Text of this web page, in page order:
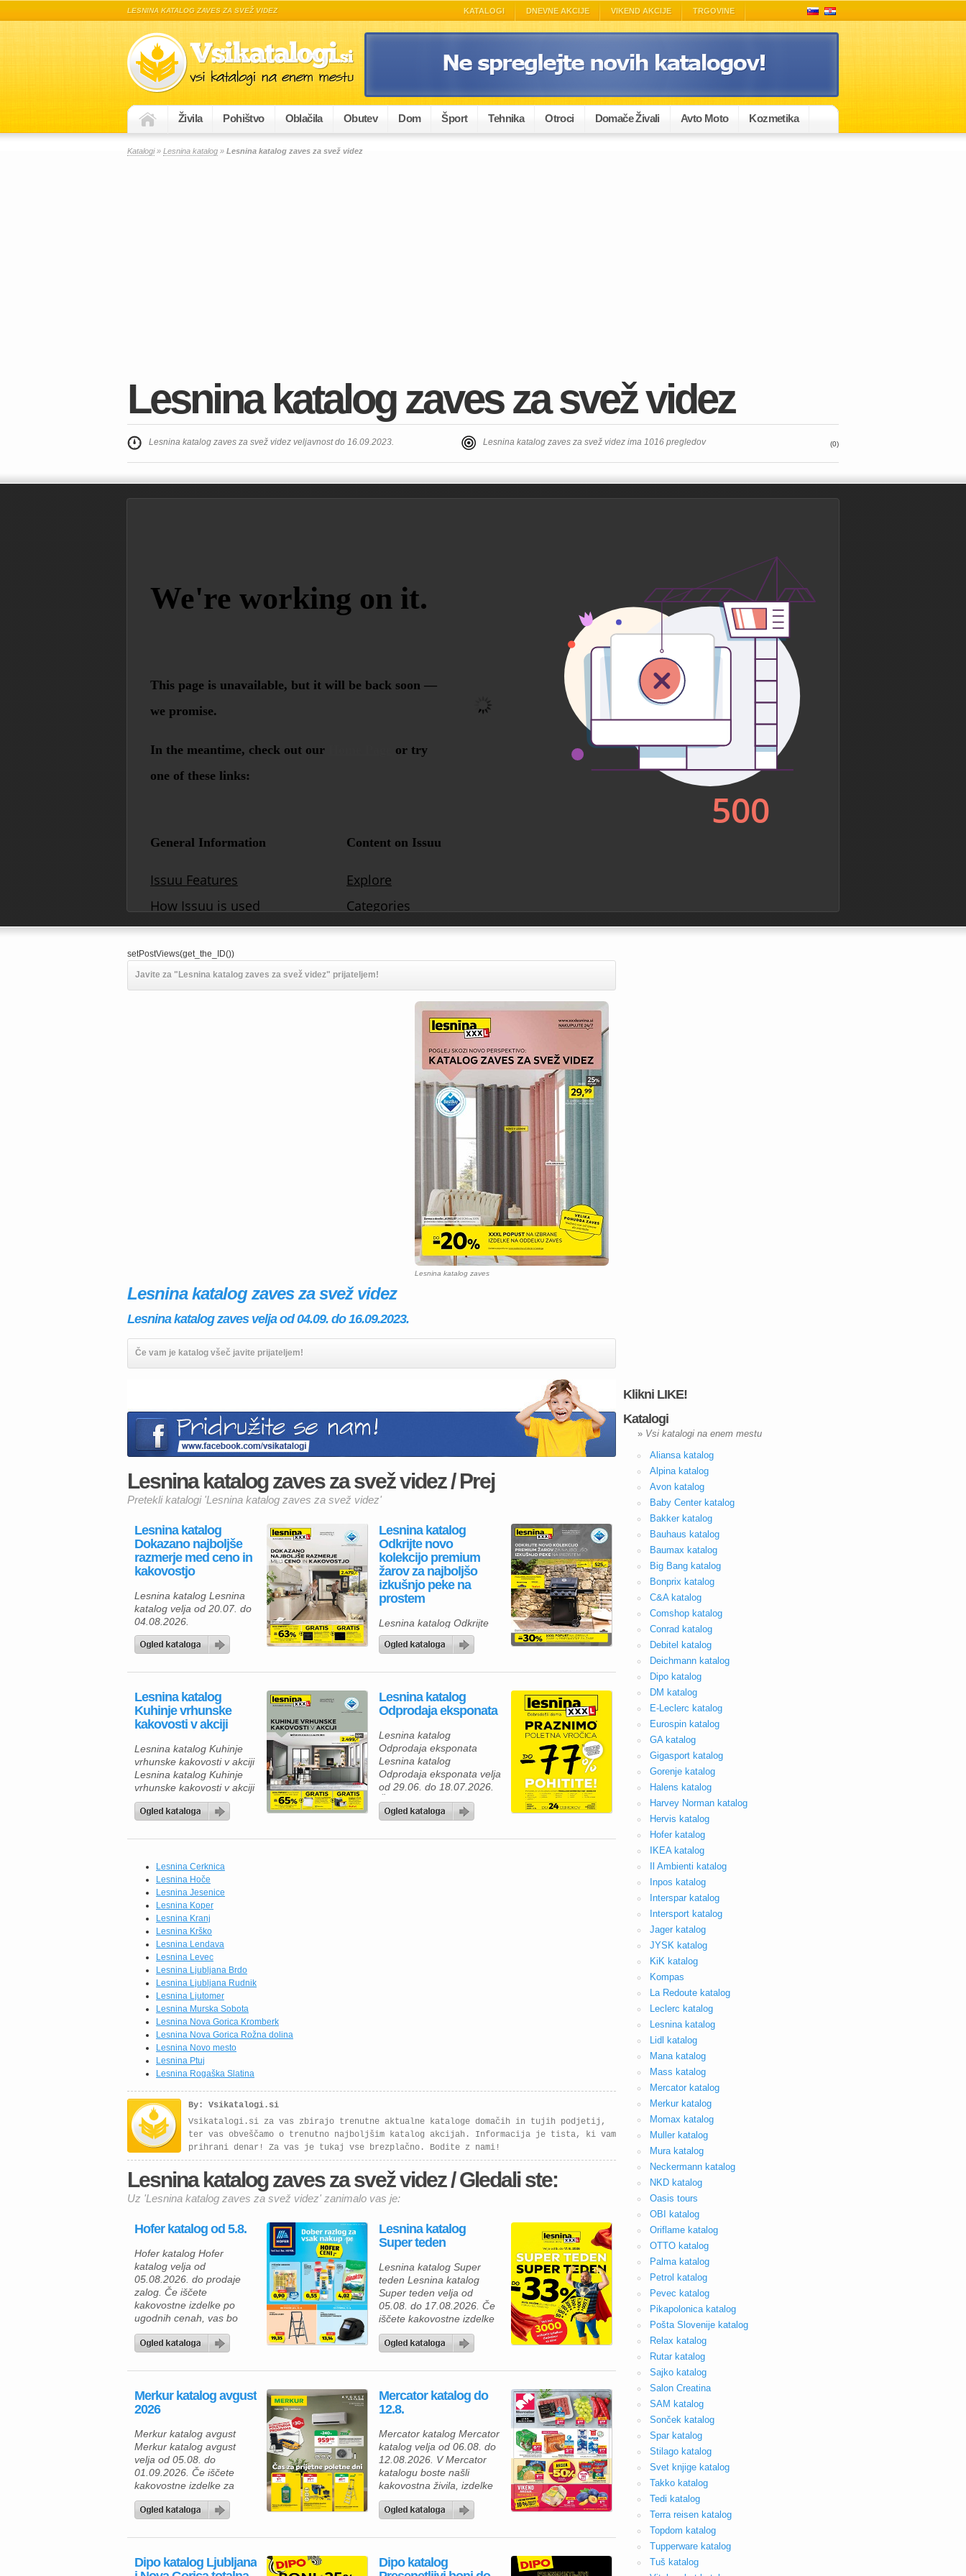
LESNINA KATALOG ZAVES ZA SVEŽ VIDEZ KATALOGI DNEVNE AKCIJE VIKEND AKCIJE TRGOVINE
Živila Pohištvo Oblačila Obutev Dom Šport Tehnika Otroci Domače Živali Avto Moto Kozmetika
Katalogi» Lesnina katalog » Lesnina katalog zaves za svež videz
Lesnina katalog zaves za svež videz
Lesnina katalog zaves za svež videz veljavnost do 16.09.2023. Lesnina katalog zaves za svež videz ima 1016 pregledov (0)
setPostViews(get_the_ID())
Javite za "Lesnina katalog zaves za svež videz" prijateljem!
Lesnina katalog zaves
Lesnina katalog zaves za svež videz
Lesnina katalog zaves velja od 04.09. do 16.09.2023.
Če vam je katalog všeč javite prijateljem!
Lesnina katalog zaves za svež videz / Prej
Pretekli katalogi 'Lesnina katalog zaves za svež videz'
Lesnina katalog
Dokazano najboljše
razmerje med ceno in
kakovostjo
Lesnina katalog Lesnina
katalog velja od 20.07. do
04.08.2026.
Lesnina katalog
Odkrijte novo
kolekcijo premium
žarov za najboljšo
izkušnjo peke na
prostem
Lesnina katalog Odkrijte
novo kolekcijo premium
žarov za najboljšo izkušnjo
katalog velja od 06.07. do
Lesnina katalog
Kuhinje vrhunske
kakovosti v akciji
Lesnina katalog Kuhinje
vrhunske kakovosti v akciji
Lesnina katalog Kuhinje
vrhunske kakovosti v akciji
velja do 18.07.2026. Če
iščete novo kuhinjo, je zdaj
izkoristite ugodnosti iz
Na voljo so sodobne
kuhinje po meri, ki
združujejo vrhunsko
kakovost, funkcionalnost in
eleganten videz. Izbirate
lahko med različnimi
postavitvami in barvnimi
kombinacijami, […]
Lesnina katalog
Odprodaja eksponata
Lesnina katalog
Odprodaja eksponata
Lesnina katalog
Odprodaja eksponata velja
od 29.06. do 18.07.2026.
Če razmišljate o prenovi
svojega doma, je zdaj
izkoristite Lesnina poletno
Lesnina Cerknica
Lesnina Hoče
Lesnina Jesenice
Lesnina Koper
Lesnina Kranj
Lesnina Krško
Lesnina Lendava
Lesnina Levec
Lesnina Ljubljana Brdo
Lesnina Ljubljana Rudnik
Lesnina Ljutomer
Lesnina Murska Sobota
Lesnina Nova Gorica Kromberk
Lesnina Nova Gorica Rožna dolina
Lesnina Novo mesto
Lesnina Ptuj
Lesnina Rogaška Slatina
By: Vsikatalogi.si
Vsikatalogi.si za vas zbirajo trenutne aktualne kataloge domačih in tujih podjetij,
ter vas obveščamo o trenutno najboljšim katalog akcijah. Informacija je tista, ki vam
prihrani denar! Za vas je tukaj vse brezplačno. Bodite z nami!
Lesnina katalog zaves za svež videz / Gledali ste:
Uz 'Lesnina katalog zaves za svež videz' zanimalo vas je:
Hofer katalog od 5.8.
Hofer katalog Hofer
katalog velja od
05.08.2026. do prodaje
zalog. Če iščete
kakovostne izdelke po
ugodnih cenah, vas bo
zagotovo navdušila. Med
uporabo najdete številne
pijače, izdelke za dom in
gospodinjstvo ter
različna opravila. Za hiter
zajtrk ali malico lahko
izberete piščančje
hrenovke 200 […]
Lesnina katalog
Super teden
Lesnina katalog Super
teden Lesnina katalog
Super teden velja od
05.08. do 17.08.2026. Če
iščete kakovostne izdelke
za prijetnejši in lepše
urejen dom, vas bo
Lesnina kataloga zagotovo
odlične akcijske cene in
bogato izbiro izdelkov za
kuhinjo in jedilnico ter svoj
dom opremite po
ugodnejših cenah. Poleg
številnih […]
Merkur katalog avgust
2026
Merkur katalog avgust
Merkur katalog avgust
velja od 05.08. do
01.09.2026. Če iščete
kakovostne izdelke za
dom, vrt in delavnico, vas
bo aktualna ponudba iz
navdušila. Izkoristite
izbrane izdelke in
Mercator katalog do
12.8.
Mercator katalog Mercator
katalog velja od 06.08. do
12.08.2026. V Mercator
katalogu boste našli
kakovostna živila, izdelke
za gospodinjstvo in
številne priljubljene
ugodnih cenah. Zdaj je
svojo shrambo, hladilnik in
Dipo katalog Ljubljana
Dipo katalog
Klikni LIKE!
Katalogi
» Vsi katalogi na enem mestu
Aliansa katalog
Alpina katalog
Avon katalog
Baby Center katalog
Bakker katalog
Bauhaus katalog
Baumax katalog
Big Bang katalog
Bonprix katalog
C&A katalog
Comshop katalog
Conrad katalog
Debitel katalog
Deichmann katalog
Dipo katalog
DM katalog
E-Leclerc katalog
Eurospin katalog
GA katalog
Gigasport katalog
Gorenje katalog
Halens katalog
Harvey Norman katalog
Hervis katalog
Hofer katalog
IKEA katalog
Il Ambienti katalog
Inpos katalog
Interspar katalog
Intersport katalog
Jager katalog
JYSK katalog
KiK katalog
Kompas
La Redoute katalog
Leclerc katalog
Lesnina katalog
Lidl katalog
Mana katalog
Mass katalog
Mercator katalog
Merkur katalog
Momax katalog
Muller katalog
Mura katalog
Neckermann katalog
NKD katalog
Oasis tours
OBI katalog
Oriflame katalog
OTTO katalog
Palma katalog
Petrol katalog
Pevec katalog
Pikapolonica katalog
Pošta Slovenije katalog
Relax katalog
Rutar katalog
Sajko katalog
Salon Creatina
SAM katalog
Sonček katalog
Spar katalog
Stilago katalog
Svet knjige katalog
Takko katalog
Tedi katalog
Terra reisen katalog
Topdom katalog
Tupperware katalog
Tuš katalog